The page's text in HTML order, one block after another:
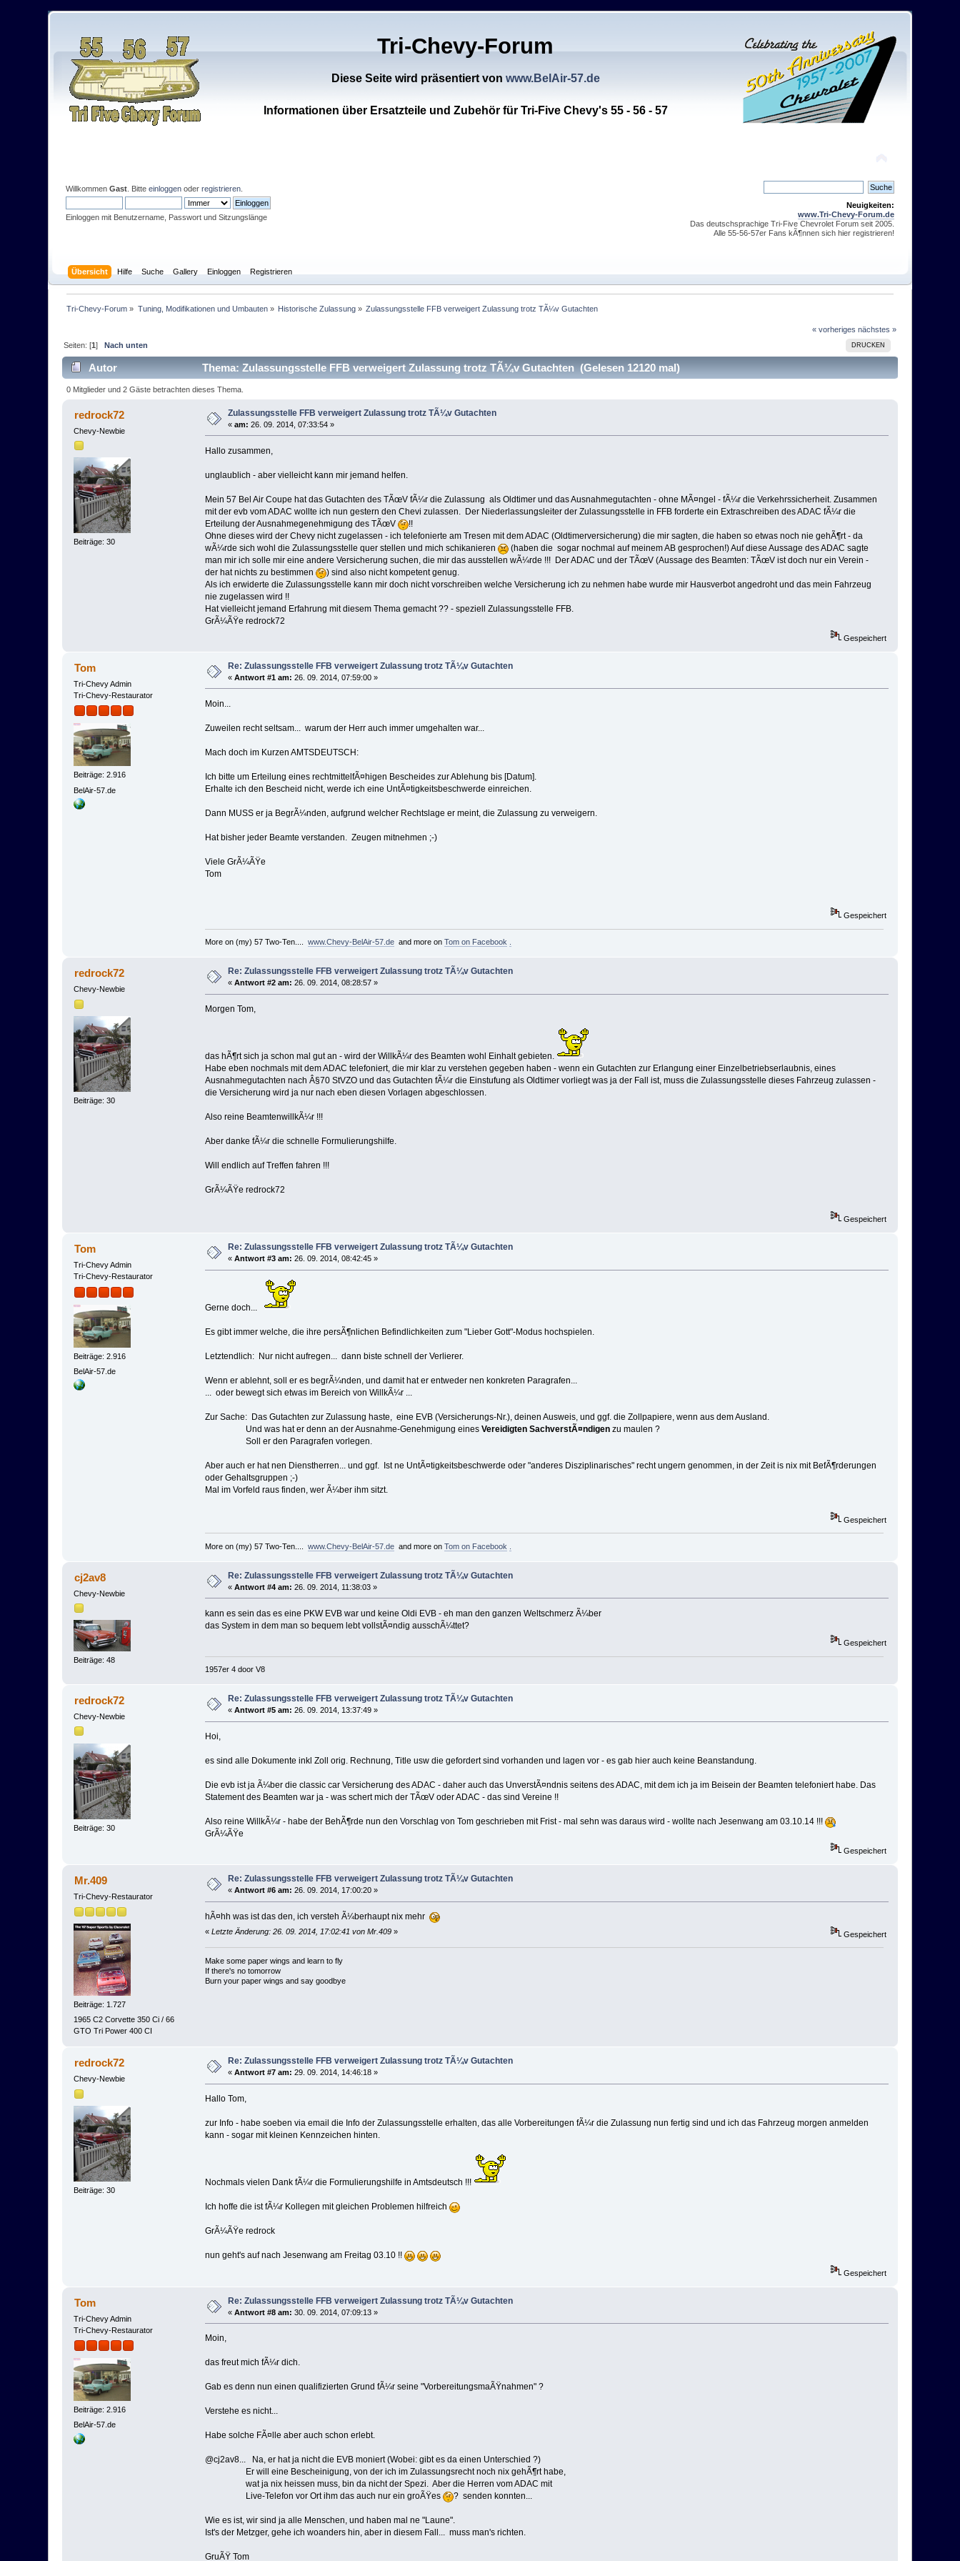
Tri-Chevy-Forum
Diese Seite wird präsentiert von www.BelAir-57.de
Informationen über Ersatzteile und Zubehör für Tri-Five Chevy's 55 - 56 - 57
WillkommenGast . Bitteeinloggen oderregistrieren
Einloggen mit Benutzername, Passwort und Sitzungslänge
Neuigkeiten:
www.Tri-Chevy-Forum.de
Das deutschsprachige Tri-Five Chevrolet Forum seit 2005.
Alle 55-56-57er Fans kÃ¶nnen sich hier registrieren!
Übersicht Hilfe Suche Gallery Einloggen Registrieren
Tri-Chevy-Forum » Tuning, Modifikationen und Umbauten» Historische Zulassung » Zulassungsstelle FFB verweigert Zulassung trotz TÃ¼v Gutachten
« vorheriges nächstes »
DRUCKEN
Seiten: [1] Nach unten
Autor Thema: Zulassungsstelle FFB verweigert Zulassung trotz TÃ¼v Gutachten (Gelesen 12120 mal)
0 Mitglieder und 2 Gäste betrachten dieses Thema.
redrock72
Chevy-Newbie
Beiträge: 30
Zulassungsstelle FFB verweigert Zulassung trotz TÃ¼v Gutachten
«am: 26. 09. 2014, 07:33:54 »
Hallo zusammen,
unglaublich - aber vielleicht kann mir jemand helfen.
Mein 57 Bel Air Coupe hat das Gutachten des TÃœV fÃ¼r die Zulassung als Oldtimer und das Ausnahmegutachten - ohne MÃ¤ngel - fÃ¼r die Verkehrssicherheit. Zusammen
mit der evb vom ADAC wollte ich nun gestern den Chevi zulassen. Der Niederlassungsleiter der Zulassungsstelle in FFB forderte ein Extraschreiben des ADAC fÃ¼r die
Erteilung der Ausnahmegenehmigung des TÃœV
!!
Ohne dieses wird der Chevy nicht zugelassen - ich telefonierte am Tresen mit dem ADAC (Oldtimerversicherung) die mir sagten, die haben so etwas noch nie gehÃ¶rt - da
wÃ¼rde sich wohl die Zulassungsstelle quer stellen und mich schikanieren
(haben die sogar nochmal auf meinem AB gesprochen!) Auf diese Aussage des ADAC sagte
man mir ich solle mir eine andere Versicherung suchen, die mir das ausstellen wÃ¼rde !!! Der ADAC und der TÃœV (Aussage des Beamten: TÃœV ist doch nur ein Verein -
der hat nichts zu bestimmen
) sind also nicht kompetent genug.
Als ich erwiderte die Zulassungsstelle kann mir doch nicht vorschreiben welche Versicherung ich zu nehmen habe wurde mir Hausverbot angedroht und das mein Fahrzeug
nie zugelassen wird !!
Hat vielleicht jemand Erfahrung mit diesem Thema gemacht ?? - speziell Zulassungsstelle FFB.
GrÃ¼ÃŸe redrock72
Gespeichert
Tom
Tri-Chevy Admin
Tri-Chevy-Restaurator
Beiträge: 2.916
BelAir-57.de
Re: Zulassungsstelle FFB verweigert Zulassung trotz TÃ¼v Gutachten
«Antwort #1 am: 26. 09. 2014, 07:59:00 »
Moin...
Zuweilen recht seltsam... warum der Herr auch immer umgehalten war...
Mach doch im Kurzen AMTSDEUTSCH:
Ich bitte um Erteilung eines rechtmittelfÃ¤higen Bescheides zur Ablehung bis [Datum].
Erhalte ich den Bescheid nicht, werde ich eine UntÃ¤tigkeitsbeschwerde einreichen.
Dann MUSS er ja BegrÃ¼nden, aufgrund welcher Rechtslage er meint, die Zulassung zu verweigern.
Hat bisher jeder Beamte verstanden. Zeugen mitnehmen ;-)
Viele GrÃ¼ÃŸe
Tom
Gespeichert
More on (my) 57 Two-Ten.... www.Chevy-BelAir-57.deand more on Tom on Facebook
redrock72
Chevy-Newbie
Beiträge: 30
Re: Zulassungsstelle FFB verweigert Zulassung trotz TÃ¼v Gutachten
«Antwort #2 am: 26. 09. 2014, 08:28:57 »
Morgen Tom,
das hÃ¶rt sich ja schon mal gut an - wird der WillkÃ¼r des Beamten wohl Einhalt gebieten.
Habe eben nochmals mit dem ADAC telefoniert, die mir klar zu verstehen gegeben haben - wenn ein Gutachten zur Erlangung einer Einzelbetriebserlaubnis, eines
Ausnahmegutachten nach Â§70 StVZO und das Gutachten fÃ¼r die Einstufung als Oldtimer vorliegt was ja der Fall ist, muss die Zulassungsstelle dieses Fahrzeug zulassen -
die Versicherung wird ja nur nach eben diesen Vorlagen abgeschlossen.
Also reine BeamtenwillkÃ¼r !!!
Aber danke fÃ¼r die schnelle Formulierungshilfe.
Will endlich auf Treffen fahren !!!
GrÃ¼ÃŸe redrock72
Gespeichert
Tom
Tri-Chevy Admin
Tri-Chevy-Restaurator
Beiträge: 2.916
BelAir-57.de
Re: Zulassungsstelle FFB verweigert Zulassung trotz TÃ¼v Gutachten
«Antwort #3 am: 26. 09. 2014, 08:42:45 »
Gerne doch...
Es gibt immer welche, die ihre persÃ¶nlichen Befindlichkeiten zum "Lieber Gott"-Modus hochspielen.
Letztendlich: Nur nicht aufregen... dann biste schnell der Verlierer.
Wenn er ablehnt, soll er es begrÃ¼nden, und damit hat er entweder nen konkreten Paragrafen...
... oder bewegt sich etwas im Bereich von WillkÃ¼r ...
Zur Sache: Das Gutachten zur Zulassung haste, eine EVB (Versicherungs-Nr.), deinen Ausweis, und ggf. die Zollpapiere, wenn aus dem Ausland.
Und was hat er denn an der Ausnahme-Genehmigung eines Vereidigten SachverstÃ¤ndigen zu maulen ?
Soll er den Paragrafen vorlegen.
Aber auch er hat nen Dienstherren... und ggf. Ist ne UntÃ¤tigkeitsbeschwerde oder "anderes Disziplinarisches" recht ungern genommen, in der Zeit is nix mit BefÃ¶rderungen
oder Gehaltsgruppen ;-)
Mal im Vorfeld raus finden, wer Ã¼ber ihm sitzt.
Gespeichert
More on (my) 57 Two-Ten.... www.Chevy-BelAir-57.deand more on Tom on Facebook
cj2av8
Chevy-Newbie
Beiträge: 48
Re: Zulassungsstelle FFB verweigert Zulassung trotz TÃ¼v Gutachten
«Antwort #4 am: 26. 09. 2014, 11:38:03 »
kann es sein das es eine PKW EVB war und keine Oldi EVB - eh man den ganzen Weltschmerz Ã¼ber
das System in dem man so bequem lebt vollstÃ¤ndig ausschÃ¼ttet?
Gespeichert
1957er 4 door V8
redrock72
Chevy-Newbie
Beiträge: 30
Re: Zulassungsstelle FFB verweigert Zulassung trotz TÃ¼v Gutachten
«Antwort #5 am: 26. 09. 2014, 13:37:49 »
Hoi,
es sind alle Dokumente inkl Zoll orig. Rechnung, Title usw die gefordert sind vorhanden und lagen vor - es gab hier auch keine Beanstandung.
Die evb ist ja Ã¼ber die classic car Versicherung des ADAC - daher auch das UnverstÃ¤ndnis seitens des ADAC, mit dem ich ja im Beisein der Beamten telefoniert habe. Das
Statement des Beamten war ja - was schert mich der TÃœV oder ADAC - das sind Vereine !!
Also reine WillkÃ¼r - habe der BehÃ¶rde nun den Vorschlag von Tom geschrieben mit Frist - mal sehn was daraus wird - wollte nach Jesenwang am 03.10.14 !!!
GrÃ¼ÃŸe
Gespeichert
Mr.409
Tri-Chevy-Restaurator
Beiträge: 1.727
1965 C2 Corvette 350 Ci / 66
GTO Tri Power 400 CI
Re: Zulassungsstelle FFB verweigert Zulassung trotz TÃ¼v Gutachten
«Antwort #6 am: 26. 09. 2014, 17:00:20 »
hÃ¤hh was ist das den, ich versteh Ã¼berhaupt nix mehr
« Letzte Änderung: 26. 09. 2014, 17:02:41 von Mr.409» Gespeichert
Make some paper wings and learn to fly
If there's no tomorrow
Burn your paper wings and say goodbye
redrock72
Chevy-Newbie
Beiträge: 30
Re: Zulassungsstelle FFB verweigert Zulassung trotz TÃ¼v Gutachten
«Antwort #7 am: 29. 09. 2014, 14:46:18 »
Hallo Tom,
zur Info - habe soeben via email die Info der Zulassungsstelle erhalten, das alle Vorbereitungen fÃ¼r die Zulassung nun fertig sind und ich das Fahrzeug morgen anmelden
kann - sogar mit kleinen Kennzeichen hinten.
Nochmals vielen Dank fÃ¼r die Formulierungshilfe in Amtsdeutsch !!!
Ich hoffe die ist fÃ¼r Kollegen mit gleichen Problemen hilfreich
GrÃ¼ÃŸe redrock
nun geht's auf nach Jesenwang am Freitag 03.10 !!
Gespeichert
Tom
Tri-Chevy Admin
Tri-Chevy-Restaurator
Beiträge: 2.916
BelAir-57.de
Re: Zulassungsstelle FFB verweigert Zulassung trotz TÃ¼v Gutachten
«Antwort #8 am: 30. 09. 2014, 07:09:13 »
Moin,
das freut mich fÃ¼r dich.
Gab es denn nun einen qualifizierten Grund fÃ¼r seine "VorbereitungsmaÃŸnahmen" ?
Verstehe es nicht...
Habe solche FÃ¤lle aber auch schon erlebt.
@cj2av8... Na, er hat ja nicht die EVB moniert (Wobei: gibt es da einen Unterschied ?)
Er will eine Bescheinigung, von der ich im Zulassungsrecht noch nix gehÃ¶rt habe,
wat ja nix heissen muss, bin da nicht der Spezi. Aber die Herren vom ADAC mit
Live-Telefon vor Ort ihm das auch nur ein groÃŸes
? senden konnten...
Wie es ist, wir sind ja alle Menschen, und haben mal ne "Laune".
Ist's der Metzger, gehe ich woanders hin, aber in diesem Fall... muss man's richten.
GruÃŸ Tom